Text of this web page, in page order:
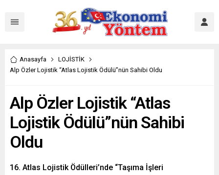
Anasayfa
LOJİSTİK
Alp Özler Lojistik “Atlas Lojistik Ödülü”nün Sahibi Oldu
Alp Özler Lojistik “Atlas
Lojistik Ödülü”nün Sahibi
Oldu
16. Atlas Lojistik Ödülleri’nde “Taşıma İşleri